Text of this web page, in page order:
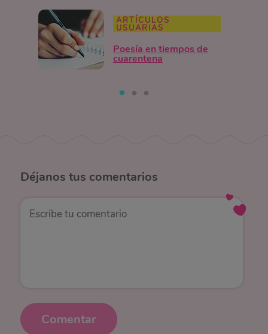
ARTÍCULOS
USUARIAS
Poesía en tiempos de
cuarentena
Déjanos tus comentarios
Comentar